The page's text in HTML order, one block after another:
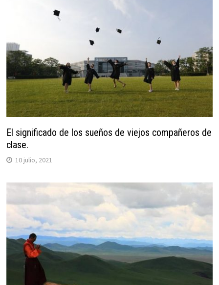
El significado de los sueños de viejos compañeros de
clase.
10 julio, 2021